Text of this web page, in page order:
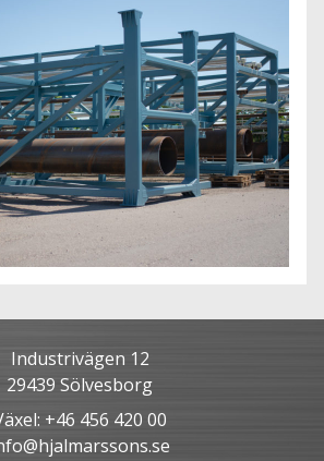
Industrivägen 12
29439 Sölvesborg
+46 456 420 00